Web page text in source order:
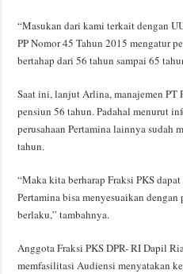
“Masukan dari kami terkait dengan
PP Nomor 45 Tahun 2015 mengatur
bertahap dari 56 tahun sampai 65
Saat ini, lanjut Arlina, manajemen PT
pensiun 56 tahun. Padahal menurut
perusahaan Pertamina lainnya sudah
tahun.
“Maka kita berharap Fraksi PKS
Pertamina bisa menyesuaikan
berlaku,” tambahnya.
Anggota Fraksi PKS DPR- RI Dapil
memfasilitasi Audiensi menyatakan